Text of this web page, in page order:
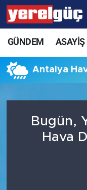
GÜNDEM ASAYİŞ
Antalya
Bugün,
Hava